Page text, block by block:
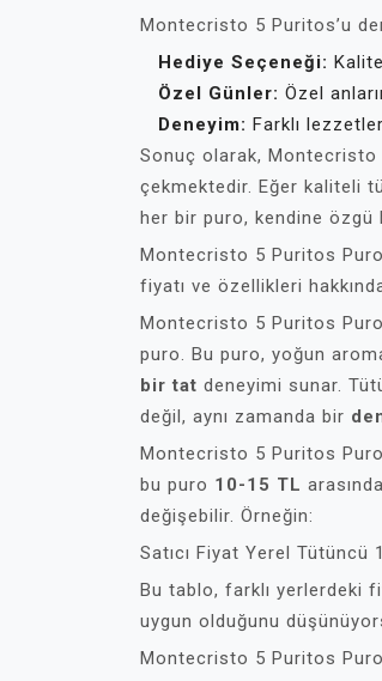
Montecristo 5 Puritos’u
Hediye Seçeneği:
Özel Günler: Özel
Deneyim: Farklı
Sonuç olarak, Montecristo
çekmektedir. Eğer kaliteli
her bir puro, kendine özgü
Montecristo 5 Puritos
fiyatı ve özellikleri
Montecristo 5 Puritos
puro. Bu puro, yoğun
bir tat deneyimi sunar.
değil, aynı zamanda bir
Montecristo 5 Puritos
bu puro 10-15 TL
değişebilir. Örneğin:
Satıcı Fiyat Yerel
Bu tablo, farklı yerlerdeki
uygun olduğunu
Montecristo 5 Puritos